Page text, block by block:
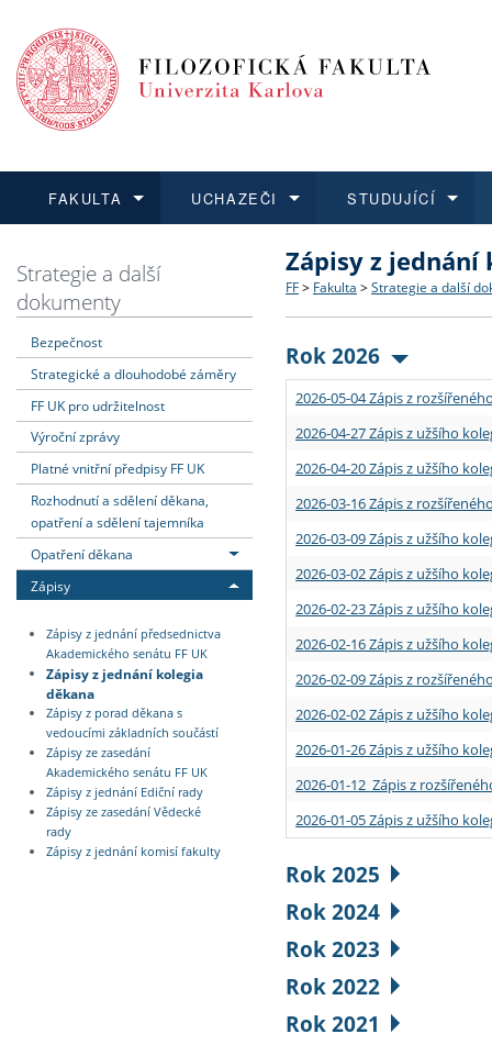
FAKULTA
Dozvědět se více
Struktura a historie
Strategie a další
Podpora a benefity pro
Absolventi fakulty
UCHAZEČI
Podat přihlášku
Co studovat a jak se
Učitelské studijní
Informace k průběhu
STUDUJÍCÍ
Dozvědět se více
Bakalářské a magisterské
Doktorské studium
Rigorózní řízení
Dozvědět se více
O vědě a výzkumu na FF
Akademické kvalifikace
Granty a projekty
Dozvědět se více
Aktuální nabídky a
Vyjíždějící studenti
Přijíždějící studenti
Vyjíždějící zaměstnanci
Strategie a další
dokumenty
Bezpečnost
Strategické a dlouhodobé záměry
FF UK pro udržitelnost
Výroční zprávy
Platné vnitřní předpisy FF UK
Rozhodnutí a sdělení děkana,
opatření a sdělení tajemníka
Opatření děkana
Zápisy
Zápisy z jednání předsednictva
Akademického senátu FF UK
Zápisy z jednání kolegia
děkana
Zápisy z porad děkana s
vedoucími základních součástí
Zápisy ze zasedání
Akademického senátu FF UK
Zápisy z jednání Ediční rady
Zápisy ze zasedání Vědecké
rady
Zápisy z jednání komisí fakulty
Zápisy z jednání
FF > Fakulta > Strategie a další
Rok 2026
2026-05-04 Zápis z
2026-04-27 Zápis z užšího
2026-04-20 Zápis z užšího
2026-03-16 Zápis z
2026-03-09 Zápis z užšího
2026-03-02 Zápis z užšího
2026-02-23 Zápis z užšího
2026-02-16 Zápis z užšího
2026-02-09 Zápis z
2026-02-02 Zápis z užšího
2026-01-26 Zápis z užšího
2026-01-12 Zápis z
2026-01-05 Zápis z užšího
Rok 2025
Rok 2024
Rok 2023
Rok 2022
Rok 2021